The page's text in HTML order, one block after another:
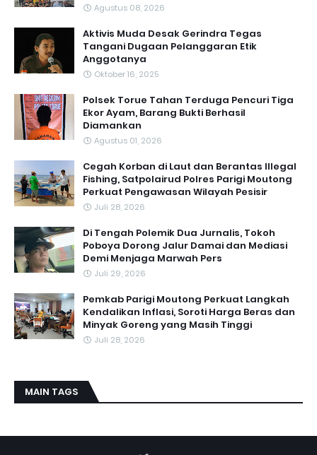
Agustus 08, 2026
Aktivis Muda Desak Gerindra Tegas
Tangani Dugaan Pelanggaran Etik
Anggotanya
Oktober 16, 2025
Polsek Torue Tahan Terduga Pencuri Tiga
Ekor Ayam, Barang Bukti Berhasil
Diamankan
Agustus 01, 2026
Cegah Korban di Laut dan Berantas Illegal
Fishing, Satpolairud Polres Parigi Moutong
Perkuat Pengawasan Wilayah Pesisir
Juli 28, 2026
Di Tengah Polemik Dua Jurnalis, Tokoh
Poboya Dorong Jalur Damai dan Mediasi
Demi Menjaga Marwah Pers
Juli 29, 2026
Pemkab Parigi Moutong Perkuat Langkah
Kendalikan Inflasi, Soroti Harga Beras dan
Minyak Goreng yang Masih Tinggi
Juli 28, 2026
MAIN TAGS